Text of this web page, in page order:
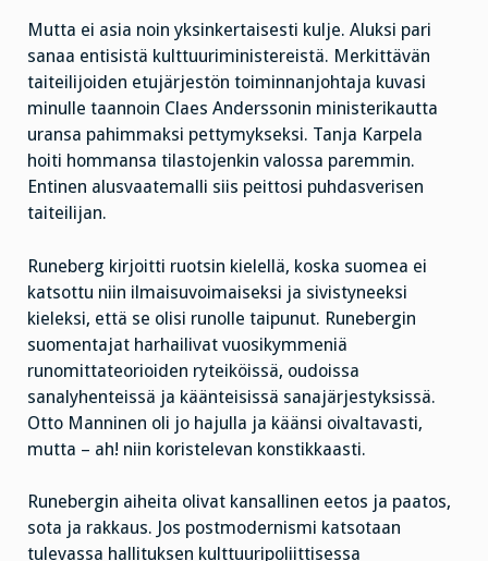
Mutta ei asia noin yksinkertaisesti kulje. Aluksi pari
sanaa entisistä kulttuuriministereistä. Merkittävän
taiteilijoiden etujärjestön toiminnanjohtaja kuvasi
minulle taannoin Claes Anderssonin ministerikautta
uransa pahimmaksi pettymykseksi. Tanja Karpela
hoiti hommansa tilastojenkin valossa paremmin.
Entinen alusvaatemalli siis peittosi puhdasverisen
taiteilijan.
Runeberg kirjoitti ruotsin kielellä, koska suomea ei
katsottu niin ilmaisuvoimaiseksi ja sivistyneeksi
kieleksi, että se olisi runolle taipunut. Runebergin
suomentajat harhailivat vuosikymmeniä
runomittateorioiden ryteiköissä, oudoissa
sanalyhenteissä ja käänteisissä sanajärjestyksissä.
Otto Manninen oli jo hajulla ja käänsi oivaltavasti,
mutta – ah! niin koristelevan konstikkaasti.
Runebergin aiheita olivat kansallinen eetos ja paatos,
sota ja rakkaus. Jos postmodernismi katsotaan
tulevassa hallituksen kulttuuripoliittisessa